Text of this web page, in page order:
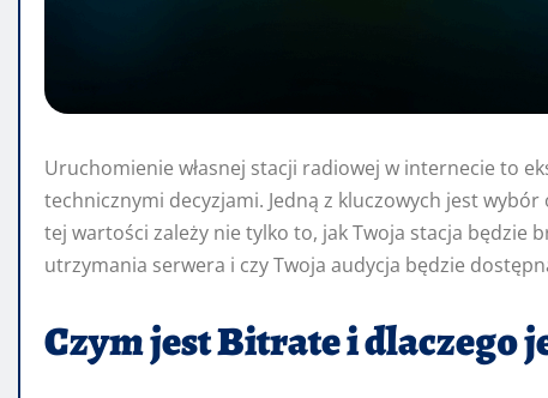
Uruchomienie własnej stacji radiowej w internecie to
technicznymi decyzjami. Jedną z kluczowych jest
tej wartości zależy nie tylko to, jak Twoja stacja będzie
utrzymania serwera i czy Twoja audycja będzie
Czym jest Bitrate i dlaczego